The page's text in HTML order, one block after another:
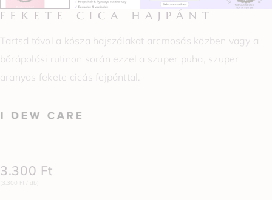
FEKETE CICA HAJPÁNT
Tartsd távol a kósza hajszálakat arcmosás közben vagy a
bőrápolási rutinon során ezzel a szuper puha, szuper
aranyos fekete cicás fejpánttal.
3.300 Ft
(3.300 Ft / db)